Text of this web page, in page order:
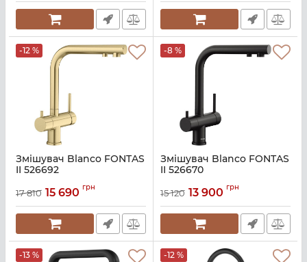
-12 %
Змішувач Blanco FONTAS
II 526692
17 810 15 690 грн
-8 %
Змішувач Blanco FONTAS
II 526670
15 120 13 900 грн
-13 % -12 %